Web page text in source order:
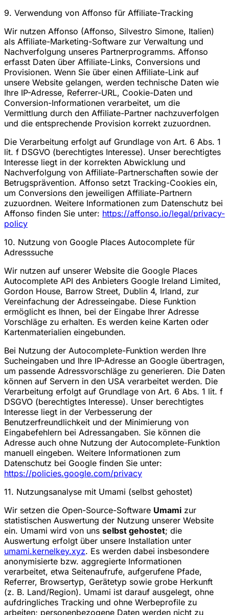
9. Verwendung von Affonso für Affiliate-Tracking
Wir nutzen Affonso (Affonso, Silvestro Simone, Italien)
als Affiliate-Marketing-Software zur Verwaltung und
Nachverfolgung unseres Partnerprogramms. Affonso
erfasst Daten über Affiliate-Links, Conversions und
Provisionen. Wenn Sie über einen Affiliate-Link auf
unsere Website gelangen, werden technische Daten wie
Ihre IP-Adresse, Referrer-URL, Cookie-Daten und
Conversion-Informationen verarbeitet, um die
Vermittlung durch den Affiliate-Partner nachzuverfolgen
und die entsprechende Provision korrekt zuzuordnen.
Die Verarbeitung erfolgt auf Grundlage von Art. 6 Abs. 1
lit. f DSGVO (berechtigtes Interesse). Unser berechtigtes
Interesse liegt in der korrekten Abwicklung und
Nachverfolgung von Affiliate-Partnerschaften sowie der
Betrugsprävention. Affonso setzt Tracking-Cookies ein,
um Conversions den jeweiligen Affiliate-Partnern
zuzuordnen. Weitere Informationen zum Datenschutz bei
Affonso finden Sie unter: https://affonso.io/legal/privacy-
policy
10. Nutzung von Google Places Autocomplete für
Adresssuche
Wir nutzen auf unserer Website die Google Places
Autocomplete API des Anbieters Google Ireland Limited,
Gordon House, Barrow Street, Dublin 4, Irland, zur
Vereinfachung der Adresseingabe. Diese Funktion
ermöglicht es Ihnen, bei der Eingabe Ihrer Adresse
Vorschläge zu erhalten. Es werden keine Karten oder
Kartenmaterialien eingebunden.
Bei Nutzung der Autocomplete-Funktion werden Ihre
Sucheingaben und Ihre IP-Adresse an Google übertragen,
um passende Adressvorschläge zu generieren. Die Daten
können auf Servern in den USA verarbeitet werden. Die
Verarbeitung erfolgt auf Grundlage von Art. 6 Abs. 1 lit. f
DSGVO (berechtigtes Interesse). Unser berechtigtes
Interesse liegt in der Verbesserung der
Benutzerfreundlichkeit und der Minimierung von
Eingabefehlern bei Adressangaben. Sie können die
Adresse auch ohne Nutzung der Autocomplete-Funktion
manuell eingeben. Weitere Informationen zum
Datenschutz bei Google finden Sie unter:
https://policies.google.com/privacy
11. Nutzungsanalyse mit Umami (selbst gehostet)
Wir setzen die Open-Source-Software Umami zur
statistischen Auswertung der Nutzung unserer Website
ein. Umami wird von uns selbst gehostet; die
Auswertung erfolgt über unsere Installation unter
umami.kernelkey.xyz. Es werden dabei insbesondere
anonymisierte bzw. aggregierte Informationen
verarbeitet, etwa Seitenaufrufe, aufgerufene Pfade,
Referrer, Browsertyp, Gerätetyp sowie grobe Herkunft
(z. B. Land/Region). Umami ist darauf ausgelegt, ohne
aufdringliches Tracking und ohne Werbeprofile zu
arbeiten; personenbezogene Daten werden nicht zu